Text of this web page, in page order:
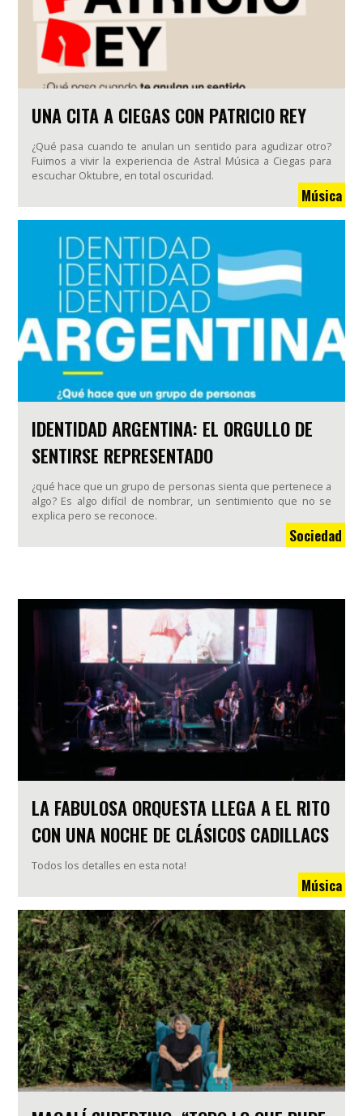
UNA CITA A CIEGAS CON PATRICIO REY
¿Qué pasa cuando te anulan un sentido para agudizar otro?
Fuimos a vivir la experiencia de Astral Música a Ciegas para
escuchar Oktubre, en total oscuridad.
Música
IDENTIDAD ARGENTINA: EL ORGULLO DE
SENTIRSE REPRESENTADO
¿qué hace que un grupo de personas sienta que pertenece a
algo? Es algo difícil de nombrar, un sentimiento que no se
explica pero se reconoce.
Sociedad
LA FABULOSA ORQUESTA LLEGA A EL RITO
CON UNA NOCHE DE CLÁSICOS CADILLACS
Todos los detalles en esta nota!
Música